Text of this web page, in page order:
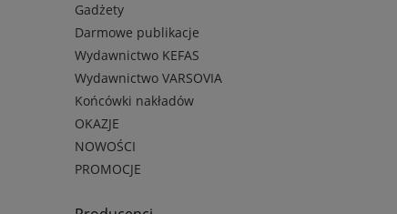
Gadżety
Darmowe publikacje
Wydawnictwo KEFAS
Wydawnictwo VARSOVIA
Końcówki nakładów
OKAZJE
NOWOŚCI
PROMOCJE